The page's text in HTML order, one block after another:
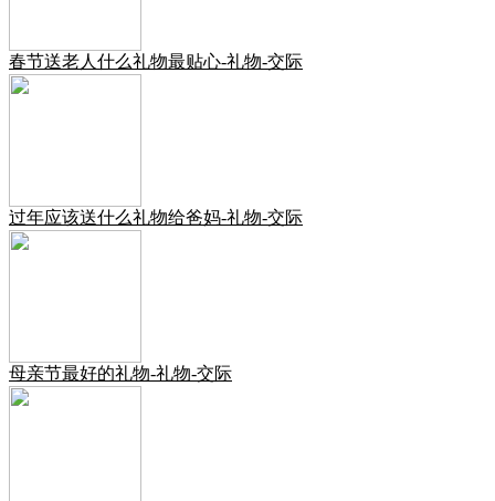
春节送老人什么礼物最贴心-礼物-交际
过年应该送什么礼物给爸妈-礼物-交际
母亲节最好的礼物-礼物-交际